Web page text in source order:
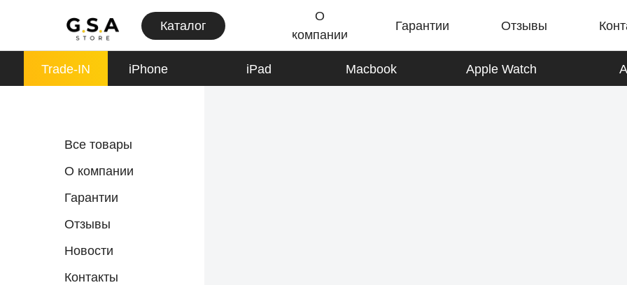
О
компании
Гарантии Отзывы
Каталог
Trade-IN iPhone iPad Macbook Apple Watch
О компании
Гарантии
Отзывы
Все товары
Контакты
Новости